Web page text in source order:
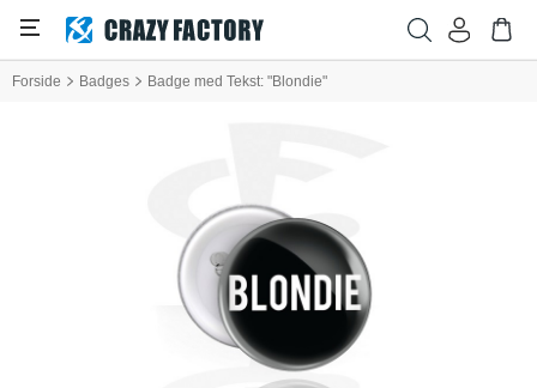
Forside Badges Badge med Tekst: "Blondie"